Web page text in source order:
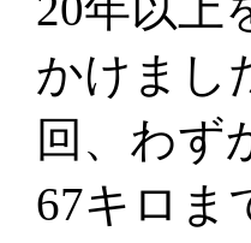
かけまし
回、わず
67キロま